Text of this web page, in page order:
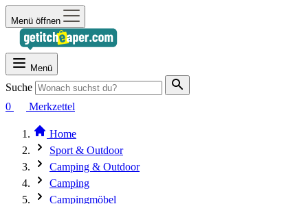
Menü öffnen
Menü
Suche
0
Merkzettel
Home
Sport & Outdoor
Camping & Outdoor
Camping
Campingmöbel